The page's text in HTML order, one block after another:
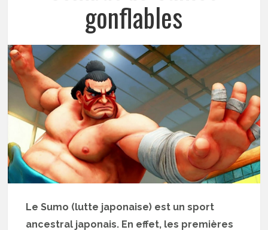
gonflables
Le Sumo (lutte japonaise) est un sport
ancestral japonais. En effet, les premières